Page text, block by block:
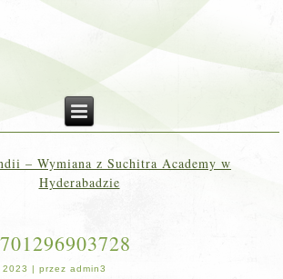
– Wymiana z Suchitra Academy w
Hyderabadzie
|przez admin3